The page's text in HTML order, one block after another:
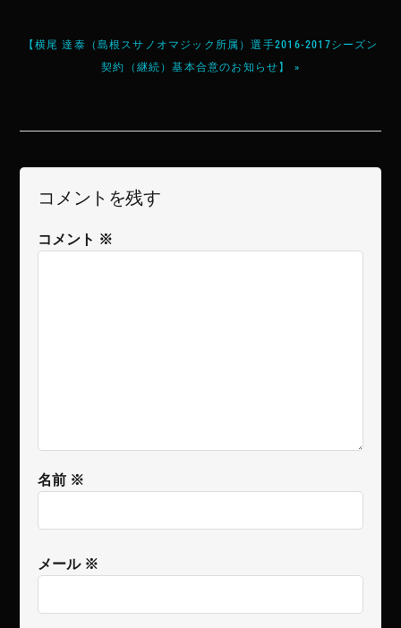
【横尾 達泰（島根スサノオマジック所属）選手2016-2017シーズン
契約（継続）基本合意のお知らせ】 »
コメントを残す
コメント ※
名前 ※
メール ※